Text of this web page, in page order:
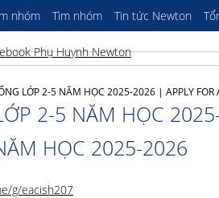
nhóm Tìm nhóm Tin tức Newton
LỚP 2-5 NĂM HỌC 2025-2026 | APPLY
2-5 NĂM HỌC
HỌC 2025-2026
g/eacish207